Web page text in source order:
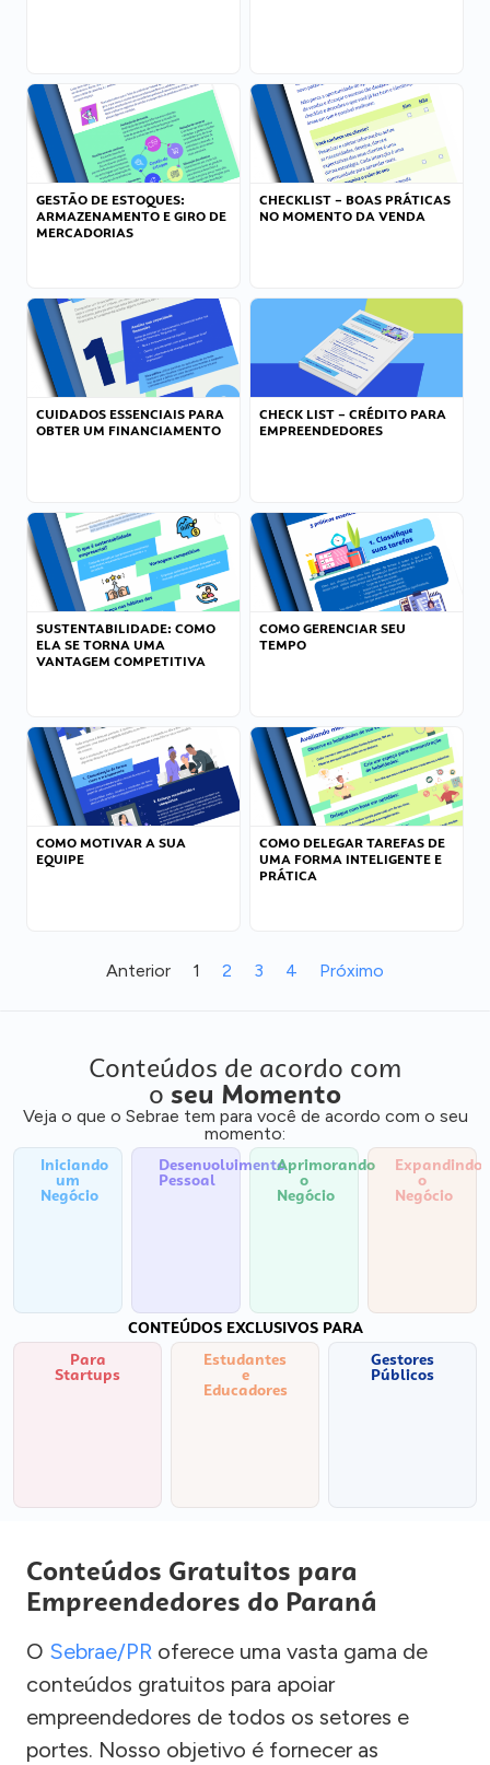
GESTÃO DE ESTOQUES:
ARMAZENAMENTO E GIRO DE
MERCADORIAS
CHECKLIST – BOAS PRÁTICAS
NO MOMENTO DA VENDA
CUIDADOS ESSENCIAIS PARA
OBTER UM FINANCIAMENTO
CHECK LIST – CRÉDITO PARA
EMPREENDEDORES
SUSTENTABILIDADE: COMO
ELA SE TORNA UMA
VANTAGEM COMPETITIVA
COMO GERENCIAR SEU
TEMPO
COMO MOTIVAR A SUA
EQUIPE
COMO DELEGAR TAREFAS DE
UMA FORMA INTELIGENTE E
PRÁTICA
Anterior 1 2 3 4 Próximo
Conteúdos de acordo com
o seu Momento
Veja o que o Sebrae tem para você de acordo com o seu
momento:
Iniciando
um
Negócio
Desenvolvimento
Pessoal
Aprimorando
o
Negócio
Expandindo
o
Negócio
CONTEÚDOS EXCLUSIVOS PARA
Para
Startups
Estudantes
e
Educadores
Gestores
Públicos
Conteúdos Gratuitos para
Empreendedores do Paraná
O Sebrae/PR oferece uma vasta gama de
conteúdos gratuitos para apoiar
empreendedores de todos os setores e
portes. Nosso objetivo é fornecer as